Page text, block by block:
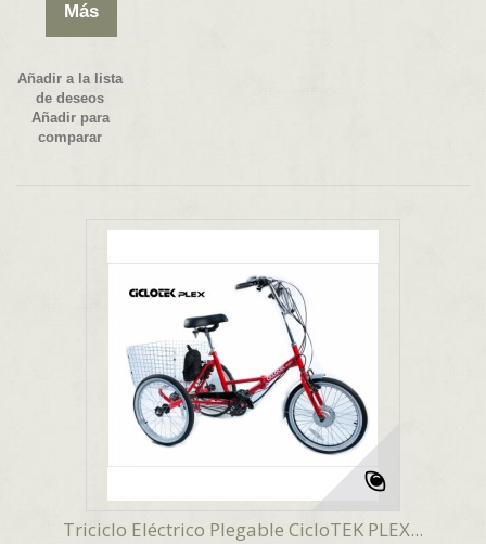
Más
Añadir a la lista
de deseos
Añadir para
comparar
Triciclo Eléctrico Plegable CicloTEK PLEX...